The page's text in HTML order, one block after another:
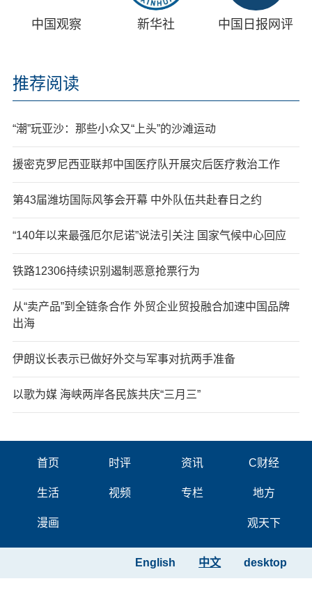
中国观察 新华社 中国日报网评
推荐阅读
“潮”玩亚沙：那些小众又“上头”的沙滩运动
援密克罗尼西亚联邦中国医疗队开展灾后医疗救治工作
第43届潍坊国际风筝会开幕 中外队伍共赴春日之约
“140年以来最强厄尔尼诺”说法引关注 国家气候中心回应
铁路12306持续识别遏制恶意抢票行为
从“卖产品”到全链条合作 外贸企业贸投融合加速中国品牌
出海
伊朗议长表示已做好外交与军事对抗两手准备
以歌为媒 海峡两岸各民族共庆“三月三”
首页 时评 资讯 C财经
生活 视频 专栏 地方
漫画 观天下
desktop
中文
English